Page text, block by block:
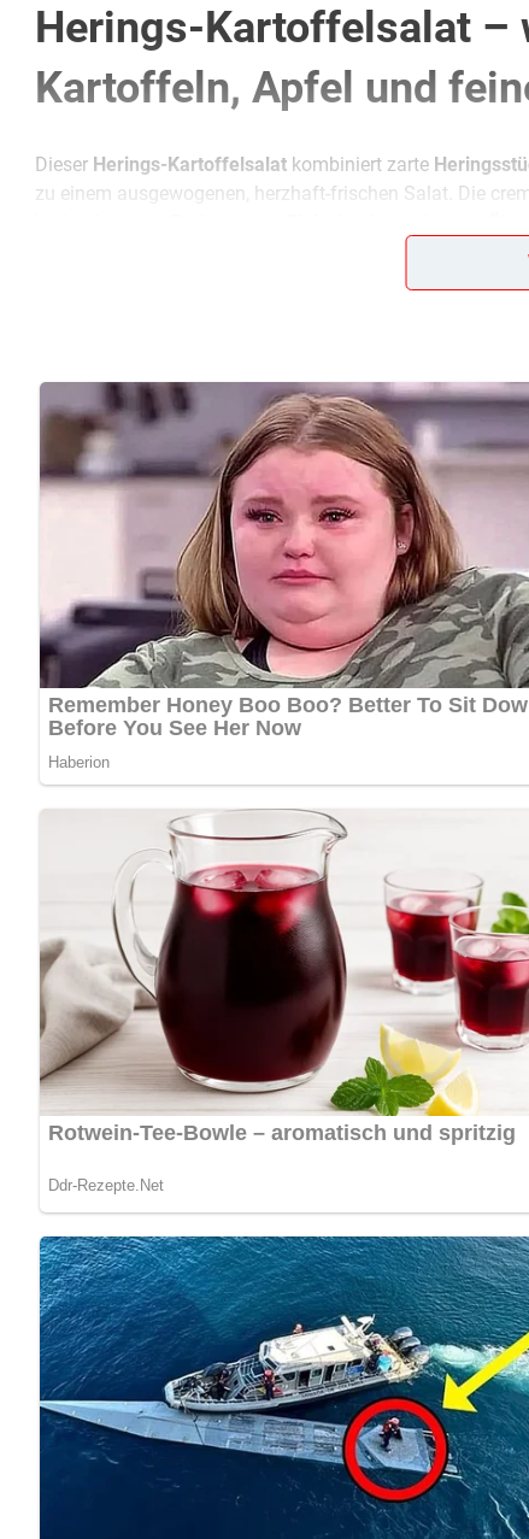
Herings-Kartoffelsalat –
Kartoffeln, Apfel und
Dieser Herings-Kartoffelsalatkombiniert zarte
zu einem ausgewogenen, herzhaft-frischen Salat. Die
ein besonders harmonisches Ergebnis empfiehlt es sich,
gleichmäßig verbinden. Vor dem Servieren
Zubereitungszeit (inkl. Durchziehzeit):ca.60 Minuten